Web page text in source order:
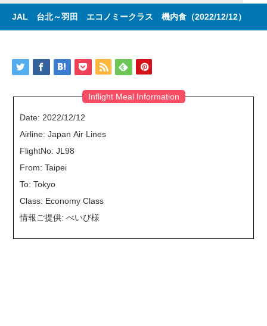
JAL 台北～羽田 エコノミークラス 機内食（2022/12/12）
Inflight Meal Information
Date: 2022/12/12
Airline: Japan Air Lines
FlightNo: JL98
From: Taipei
To: Tokyo
Class: Economy Class
情報ご提供: べいび様